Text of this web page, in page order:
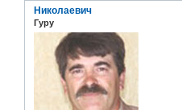
Николаевич
Гуру